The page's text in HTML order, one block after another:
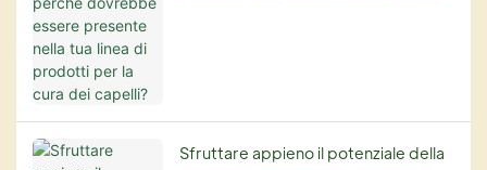
Sfruttare appieno il potenziale della